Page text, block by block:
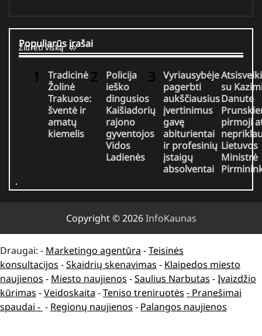
Populiarūs įrašai
Žiūrėti viską
Tradicinė
Žolinė
Trakuose:
šventė ir
amatų
kiemelis
Policija
ieško
dingusios
Kaišiadorių
rajono
gyventojos
Vidos
Ladienės
Vyriausybėje
pagerbti
aukščiausius
įvertinimus
gavę
abiturientai
ir profesinių
įstaigų
absolventai
su
Danute
pirmoji
Lietuvos
Ministrė
Copyright © 2026InfoKaunas
Draugai: - Marketingo agentūra -Teisinės
konsultacijos -Skaidrių skenavimas - Klaipedos miesto
naujienos - Miesto naujienos -Saulius Narbutas -Įvaizdžio
kūrimas -Veidoskaita -Teniso treniruotės - Pranešimai
spaudai - - Regionų naujienos - Palangos naujienos